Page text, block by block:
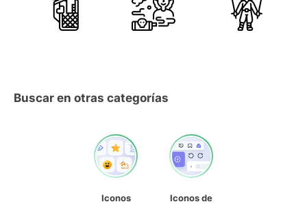
Buscar en otras categorías
Iconos
Iconos de